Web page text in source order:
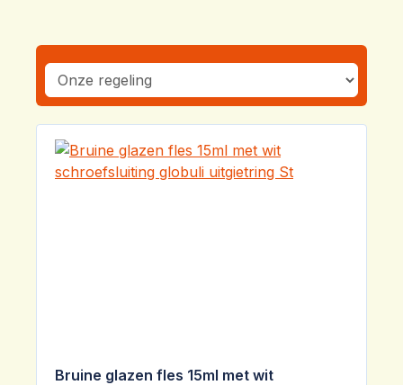
Bruine glazen fles 15ml met wit